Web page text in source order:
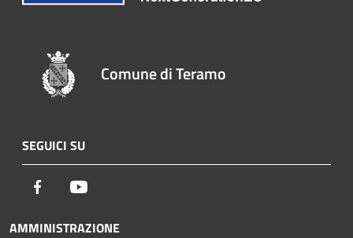
Comune di Teramo
SEGUICI SU
Facebook
AMMINISTRAZIONE